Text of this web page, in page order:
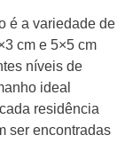
é a variedade de
cm e 5×5 cm
níveis de
ideal
residência
ser encontradas